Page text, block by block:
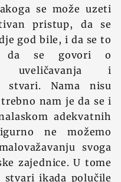
se može uzeti
pristup, da se
god bile, i da se to
da se govori o
uveličavanja i
stvari. Nama nisu
nam je da se i
adekvatnih
ne možemo
svoga
zajednice. U tome
ikada polučile